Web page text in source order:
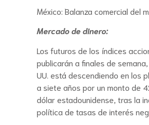
México: Balanza comercial del
Mercado de dinero:
Los futuros de los índices
publicarán a finales de
UU. está descendiendo en los
a siete años por un monto de
dólar estadounidense, tras la
política de tasas de interés